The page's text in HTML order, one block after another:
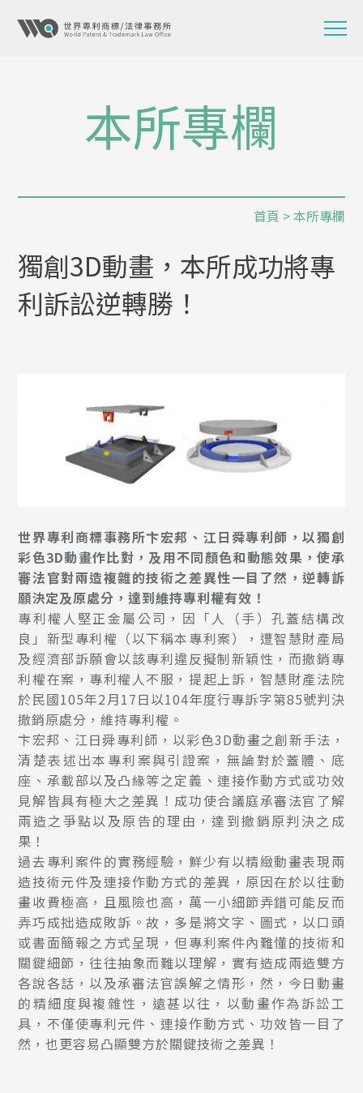
本所專欄
首頁 >本所專欄
獨創3D動畫，本所成功將專
利訴訟逆轉勝！
世界專利商標事務所卞宏邦、江日舜專利師，以獨創
彩色3D動畫作比對，及用不同顏色和動態效果，使承
審法官對兩造複雜的技術之差異性一目了然，逆轉訴
願決定及原處分，達到維持專利權有效！
專利權人堅正金屬公司，因「人（手）孔蓋結構改
良」新型專利權（以下稱本專利案），遭智慧財產局
及經濟部訴願會以該專利違反擬制新穎性，而撤銷專
利權在案，專利權人不服，提起上訴，智慧財產法院
於民國105年2月17日以104年度行專訴字第85號判決
撤銷原處分，維持專利權。
卞宏邦、江日舜專利師，以彩色3D動畫之創新手法，
清楚表述出本專利案與引證案，無論對於蓋體、底
座、承載部以及凸緣等之定義、連接作動方式或功效
見解皆具有極大之差異！成功使合議庭承審法官了解
兩造之爭點以及原告的理由，達到撤銷原判決之成
果！
過去專利案件的實務經驗，鮮少有以精緻動畫表現兩
造技術元件及連接作動方式的差異，原因在於以往動
畫收費極高，且風險也高，萬一小細節弄錯可能反而
弄巧成拙造成敗訴。故，多是將文字、圖式，以口頭
或書面簡報之方式呈現，但專利案件內難懂的技術和
關鍵細節，往往抽象而難以理解，實有造成兩造雙方
各說各話，以及承審法官誤解之情形，然，今日動畫
的精細度與複雜性，遠甚以往，以動畫作為訴訟工
具，不僅使專利元件、連接作動方式、功效皆一目了
然，也更容易凸顯雙方於關鍵技術之差異！